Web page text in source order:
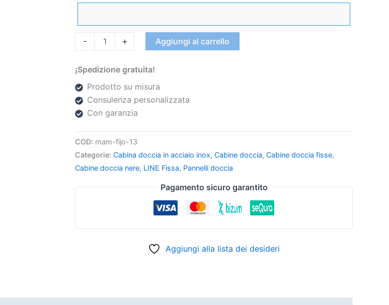
- + Aggiungi al carrello
¡Spedizione gratuita!
Prodotto su misura
Consulenza personalizzata
Con garanzia
COD: mam-fijo-13
Categorie: Cabina doccia in acciaio inox, Cabine doccia, Cabine doccia fisse,
Cabine doccia nere, LINE Fissa, Pannelli doccia
Pagamento sicuro garantito
Aggiungi alla lista dei desideri